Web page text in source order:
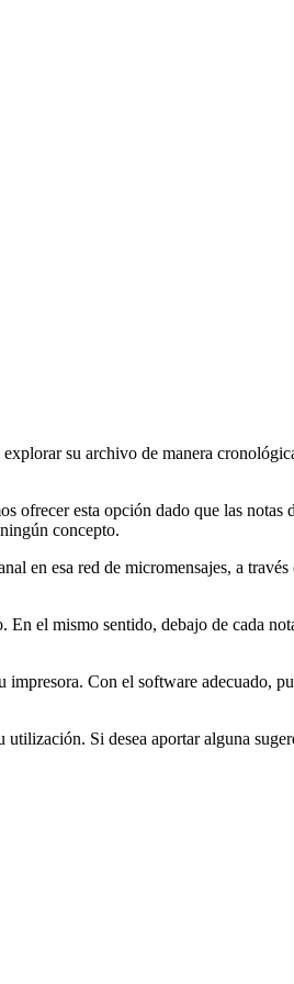
su archivo de manera
ofrecer esta opción dado que las notas
concepto.
en esa red de micromensajes, a
el mismo sentido, debajo de cada
Con el software adecuado,
Si desea aportar alguna